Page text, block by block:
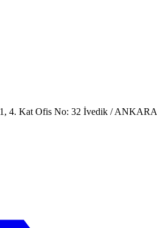
4. Kat Ofis No: 32 İvedik / ANKARA